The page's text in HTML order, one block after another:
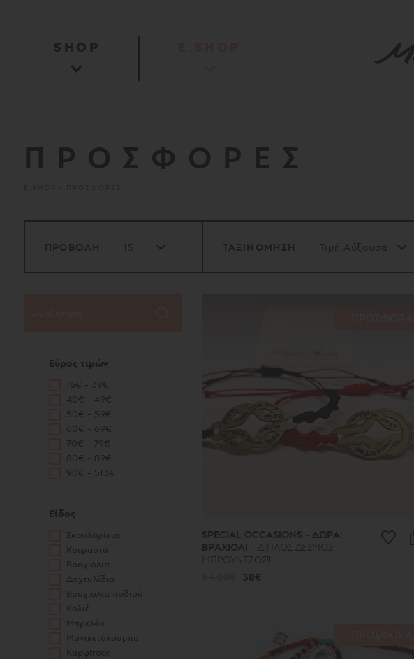
SHOP
ΠΡΟΣΦΟΡΕΣ
ΠΡΟΒΟΛΗ ΤΑΞΙΝΟΜΗΣΗ
Εύρος τιμών
16€ - 39€
40€ - 49€
50€ - 59€
60€ - 69€
70€ - 79€
80€ - 89€
90€ - 513€
Είδος
Σκουλαρίκια
Κρεμαστά
Βραχιόλια
Δαχτυλίδια
Βραχιόλια ποδιού
Κολιέ
Μπρελόκ
Μανικετόκουμπα
Καρφίτσες
SPECIAL OCCASIONS - ΔΩΡΑ:
ΒΡΑΧΙΟΛΙ
ΔΙΠΛΟΣ ΔΕΣΜΟΣ
ΜΠΡΟΥΝΤΖΟΣ!!
38€